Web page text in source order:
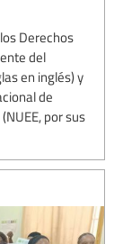
Derechos
del
en inglés) y
de
por sus